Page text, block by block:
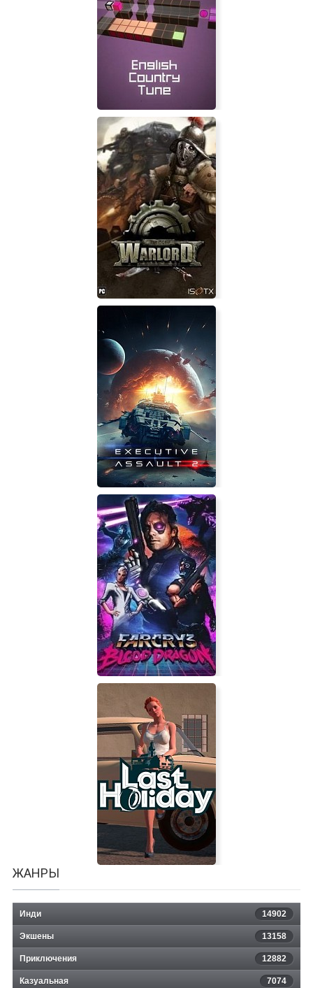
Magic Orbz
English Country Tune
Iron Grip Warlord
Executive Assault 2
Far Cry 3 - Blood Dragon
ЖАНРЫ
Инди 14902
Экшены 13158
Приключения 12882
Казуальная 7074